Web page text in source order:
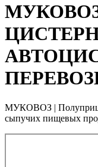
МУКОВОЗ |
сыпучих пищевых